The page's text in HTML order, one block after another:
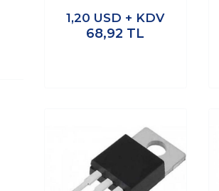
Regülatör Kartı
1,20 USD + KDV
68,92 TL